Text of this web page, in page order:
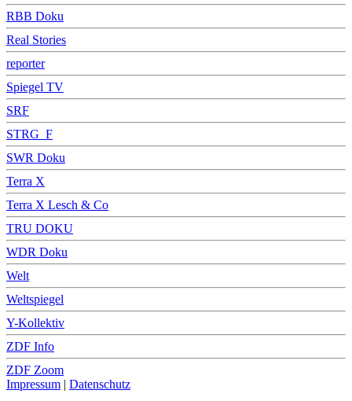
RBB Doku
Real Stories
reporter
Spiegel TV
SRF
STRG_F
SWR Doku
Terra X
Terra X Lesch & Co
TRU DOKU
WDR Doku
Welt
Weltspiegel
Y-Kollektiv
ZDF Info
ZDF Zoom
Impressum | Datenschutz